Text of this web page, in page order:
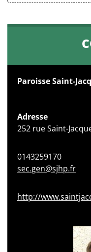
Paroisse Saint-
Adresse
252 rue Saint-
0143259170
sec.gen@sjhp.fr
http://